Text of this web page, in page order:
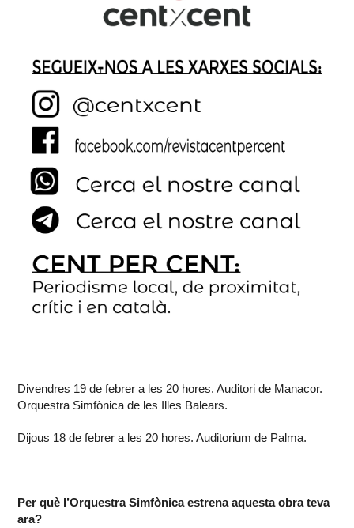
Divendres 19 de febrer a les 20 hores. Auditori de Manacor.
Orquestra Simfònica de les Illes Balears.
Dijous 18 de febrer a les 20 hores. Auditorium de Palma.
Per què l’Orquestra Simfònica estrena aquesta obra teva
ara?